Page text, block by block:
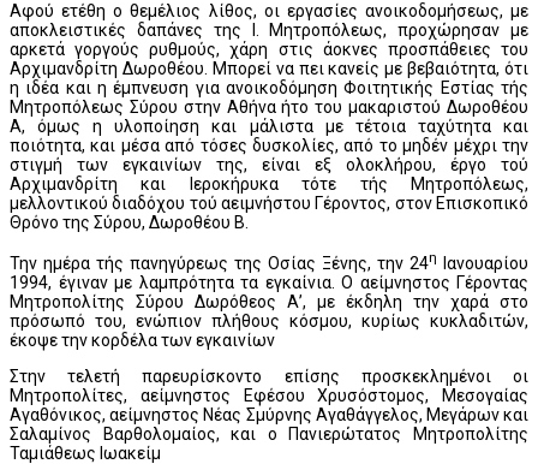
Αφού ετέθη ο θεμέλιος λίθος, οι εργασίες ανοικοδομήσεως, με
αποκλειστικές δαπάνες της Ι. Μητροπόλεως, προχώρησαν με
αρκετά γοργούς ρυθμούς, χάρη στις άοκνες προσπάθειες του
Αρχιμανδρίτη Δωροθέου. Μπορεί να πει κανείς με βεβαιότητα, ότι
η ιδέα και η έμπνευση για ανοικοδόμηση Φοιτητικής Εστίας τής
Μητροπόλεως Σύρου στην Αθήνα ήτο του μακαριστού Δωροθέου
Α, όμως η υλοποίηση και μάλιστα με τέτοια ταχύτητα και
ποιότητα, και μέσα από τόσες δυσκολίες, από το μηδέν μέχρι την
στιγμή των εγκαινίων της, είναι εξ ολοκλήρου, έργο τού
Αρχιμανδρίτη και Ιεροκήρυκα τότε τής Μητροπόλεως,
μελλοντικού διαδόχου τού αειμνήστου Γέροντος, στον Επισκοπικό
Θρόνο της Σύρου, Δωροθέου Β.
Την ημέρα τής πανηγύρεως της Οσίας Ξένης, την 24η
Ιανουαρίου
1994, έγιναν με λαμπρότητα τα εγκαίνια. Ο αείμνηστος Γέροντας
Μητροπολίτης Σύρου Δωρόθεος Α’, με έκδηλη την χαρά στο
πρόσωπό του, ενώπιον πλήθους κόσμου, κυρίως κυκλαδιτών,
έκοψε την κορδέλα των εγκαινίων
Στην τελετή παρευρίσκοντο επίσης προσκεκλημένοι οι
Μητροπολίτες, αείμνηστος Εφέσου Χρυσόστομος, Μεσογαίας
Αγαθόνικος, αείμνηστος Νέας Σμύρνης Αγαθάγγελος, Μεγάρων και
Σαλαμίνος Βαρθολομαίος, και ο Πανιερώτατος Μητροπολίτης
Ταμιάθεως Ιωακείμ